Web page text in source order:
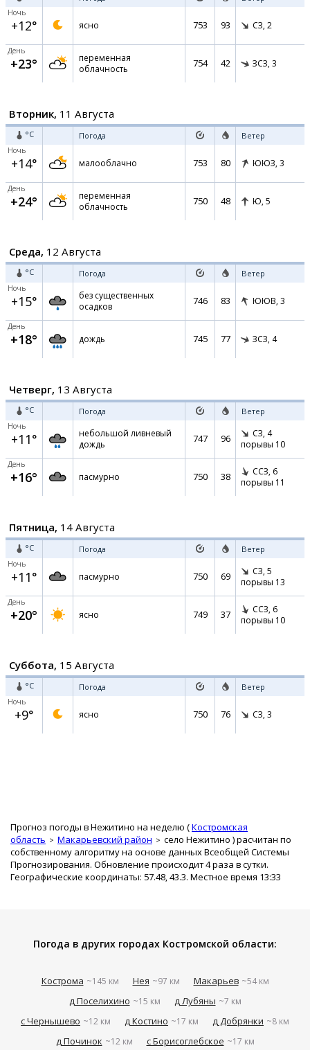
Ночь
+12° ясно 753 93 СЗ, 2
День
+23°
переменная
облачность
754 42 ЗСЗ, 3
Вторник, 11 Августа
°C Погода Ветер
Ночь
+14° малооблачно 753 80 ЮЮЗ, 3
День
+24°
переменная
облачность
750 48 Ю, 5
Среда, 12 Августа
°C Погода Ветер
Ночь
+15°
без существенных
осадков
746 83 ЮЮВ, 3
День
+18° дождь 745 77 ЗСЗ, 4
Четверг, 13 Августа
°C Погода Ветер
Ночь
+11°
небольшой ливневый
дождь
747 96 СЗ, 4
порывы 10
День
+16° пасмурно 750 38 ССЗ, 6
порывы 11
Пятница, 14 Августа
°C Погода Ветер
Ночь
+11° пасмурно 750 69 СЗ, 5
порывы 13
День
+20° ясно 749 37 ССЗ, 6
порывы 10
Суббота, 15 Августа
°C Погода Ветер
Ночь
+9° ясно 750 76 СЗ, 3
Прогноз погоды в Нежитино на неделю (Костромская
область
Макарьевский район село Нежитино ) расчитан по
собственному алгоритму на основе данных Всеобщей Системы
Прогнозирования. Обновление происходит 4 раза в сутки.
Географические координаты: 57.48, 43.3. Местное время 13:33
Погода в других городах Костромской области:
Кострома ~145 км Нея ~97 км Макарьев ~54 км
д Поселихино ~15 км д Лубяны ~7 км
с Чернышево ~12 км д Костино ~17 км д Добрянки ~8 км
д Починок ~12 км с Борисоглебское ~17 км